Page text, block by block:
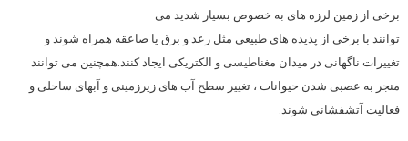
برخی از زمین لرزه های به خصوص بسیار شدید می
توانند با برخی از پدیده های طبیعی مثل رعد و برق یا صاعقه همراه شوند و
تغییرات ناگهانی در میدان مغناطیسی و الکتریکی ایجاد کنند.همچنین می توانند
منجر به عصبی شدن حیوانات ، تغییر سطح آب های زیرزمینی و آبهای ساحلی و
فعالیت آتشفشانی شوند.